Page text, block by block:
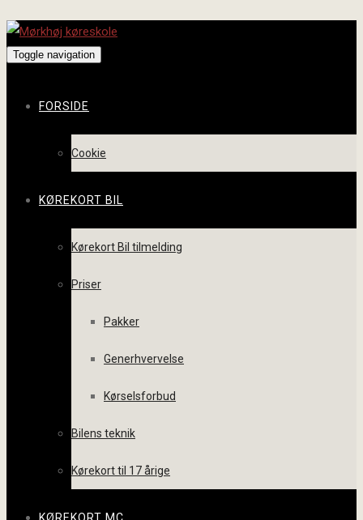
Toggle navigation
FORSIDE
Cookie
KØREKORT BIL
Kørekort Bil tilmelding
Priser
Pakker
Generhvervelse
Kørselsforbud
Bilens teknik
Kørekort til 17 årige